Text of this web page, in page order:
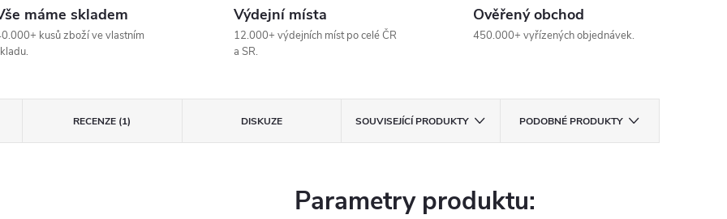
máme skladem
kusů zboží ve vlastním
Výdejní místa
12.000+ výdejních míst po celé ČR
a SR.
Ověřený obchod
450.000+ vyřízených objednávek.
RECENZE (1) DISKUZE SOUVISEJÍCÍ PRODUKTY PODOBNÉ PRODUKTY
Parametry produktu: